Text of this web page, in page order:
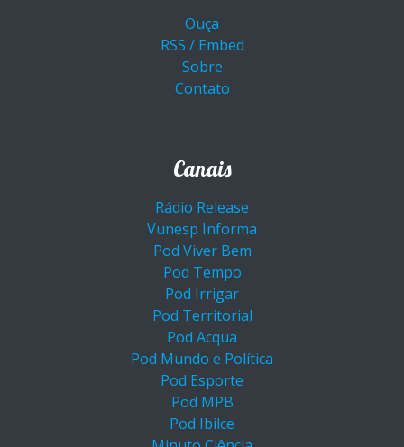
Ouça
RSS / Embed
Sobre
Contato
Canais
Rádio Release
Vunesp Informa
Pod Viver Bem
Pod Tempo
Pod Irrigar
Pod Territorial
Pod Acqua
Pod Mundo e Política
Pod Esporte
Pod MPB
Pod Ibilce